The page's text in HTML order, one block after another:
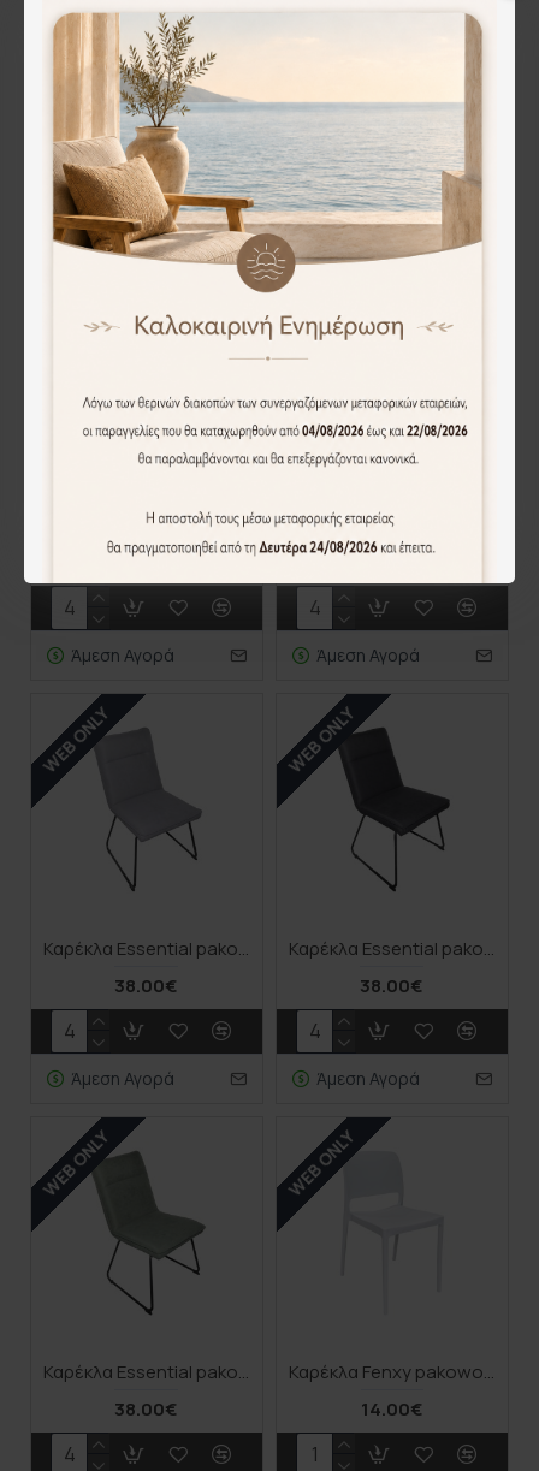
Καρέκλα Denna pakoworld ύφασμα μπεζ-μαύρα μεταλλικά πόδια 52x60x85εκ
69.30€
Άμεση Αγορά
44.00€
Άμεση Αγορά
WEB ONLY
Καρέκλα Dolez pakoworld ανθρακί ύφασμα-πόδι μαύρο μέταλλο 49x58.5x82εκ
44.00€
Άμεση Αγορά
WEB ONLY
Άμεση Αγορά
WEB ONLY
Καρέκλα Essential pakoworld ύφασμα γκρι-πόδι μάυρο μεταλλικό 54x59x89εκ
38.00€
Άμεση Αγορά
WEB ONLY
Καρέκλα Essential pakoworld ύφασμα μαύρο-πόδι μάυρο μεταλλικό 54x59x89εκ
38.00€
Άμεση Αγορά
WEB ONLY
Καρέκλα Essential pakoworld ύφασμα χακί-πόδι μάυρο μεταλλικό 54x59x89εκ
38.00€
WEB ONLY
Καρέκλα Fenxy pakoworld pp σε λευκή απόχρωση 38x42x77εκ
14.00€